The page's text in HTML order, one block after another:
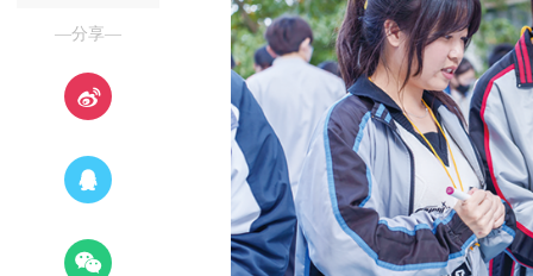
—分享—